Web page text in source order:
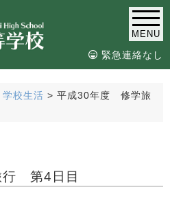
MENU
緊急連絡なし
学校生活 > 平成30年度 修学旅
第4日目